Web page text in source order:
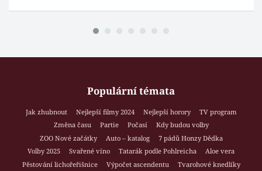
Populární témata
Jak zhubnout Nejlepší filmy 2024 Nejlepší horory
TV program
Změna času
Partie Počasí
Kdy budou volby
ZOO Nové začátky
Auto – katalog
7 pádů Honzy Dědka
Volby 2025
Svařené víno Tatarák podle Pohlreicha
Aloe vera
Pěstování lichořeřišnice
Výpočet ascendentu
Tvarohové knedlíky